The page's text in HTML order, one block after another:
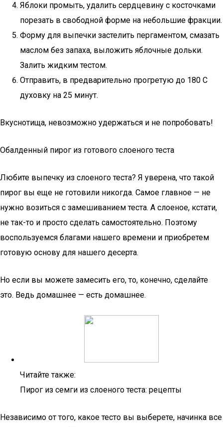
Яблоки промыть, удалить сердцевину с косточками
порезать в свободной форме на небольшие фракции.
Форму для выпечки застелить пергаментом, смазать
маслом без запаха, выложить яблочные дольки.
Залить жидким тестом.
Отправить, в предварительно прогретую до 180 С
духовку на 25 минут.
Вкуснотища, невозможно удержаться и не попробовать!
Обалденный пирог из готового слоеного теста
Любите выпечку из слоеного теста? Я уверена, что такой
пирог вы еще не готовили никогда. Самое главное — не
нужно возиться с замешиванием теста. А слоеное, кстати,
не так-то и просто сделать самостоятельно. Поэтому
воспользуемся благами нашего времени и приобретем
готовую основу для нашего десерта.
Но если вы можете замесить его, то, конечно, сделайте
это. Ведь домашнее — есть домашнее.
Читайте также:
Пирог из семги из слоеного теста: рецепты
Независимо от того, какое тесто вы выберете, начинка все